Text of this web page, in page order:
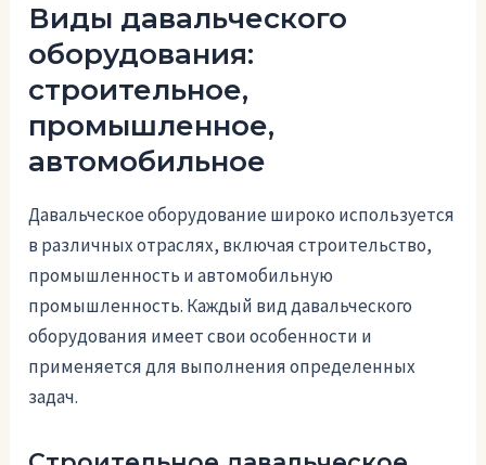
Виды давальческого
оборудования:
строительное,
промышленное,
автомобильное
Давальческое оборудование широко используется
в различных отраслях, включая строительство,
промышленность и автомобильную
промышленность. Каждый вид давальческого
оборудования имеет свои особенности и
применяется для выполнения определенных
задач.